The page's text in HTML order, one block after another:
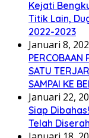
Kejati
Titik Lain,
2022-2023
Januari 8,
PERCOBAAN
SATU
SAMPAI KE
Januari 22,
Siap
Telah